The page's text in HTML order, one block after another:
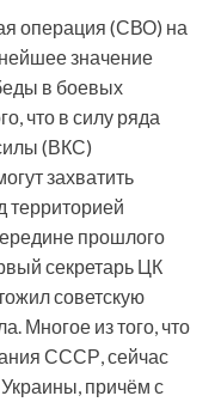
операция (СВО) на
значение
в боевых
что в силу ряда
(ВКС)
захватить
территорией
прошлого
секретарь ЦК
советскую
Многое из того, что
СССР, сейчас
причём с